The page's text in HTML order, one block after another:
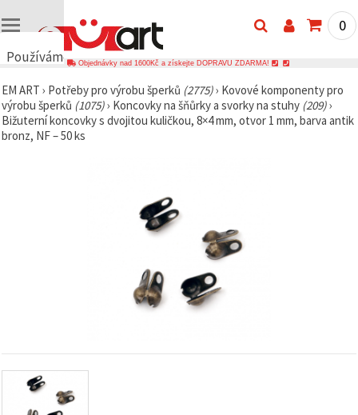
Používáme
🍪
Používáme
cookies a
podobné
relevantnější
reklamu, a
0
Objednávky nad 1600Kč a získejte DOPRAVU ZDARMA!
EM ART › Potřeby pro výrobu šperků (2775)› Kovové komponenty pro
výrobu šperků (1075)› Koncovky na šňůrky a svorky na stuhy (209)›
Bižuterní koncovky s dvojitou kuličkou, 8×4 mm, otvor 1 mm, barva antik
bronz, NF – 50 ks